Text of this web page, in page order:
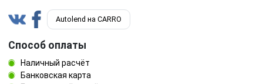
Autolend на CARRO
Способ оплаты
Наличный расчёт
Банковская карта